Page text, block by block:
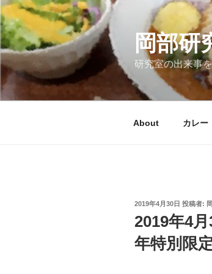
コ
ン
テ
ン
ツ
へ
ス
岡部研
研究室の出来事
About カレー
投
日:
2019年4月30日 投稿者:
2019年4
年特別限